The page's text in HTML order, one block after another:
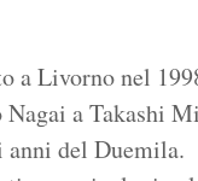
a Livorno nel
a Takashi
anni del Duemila.